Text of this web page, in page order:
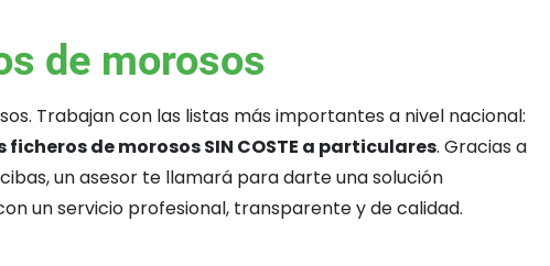
de morosos
Trabajan con las listas más importantes a nivel nacional:
de morosos SIN COSTE a particulares. Gracias a
un asesor te llamará para darte una solución
un servicio profesional, transparente y de calidad.